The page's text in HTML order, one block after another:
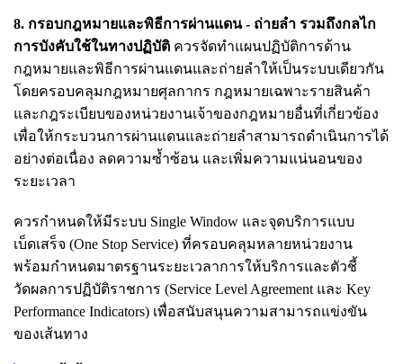
8. กรอบกฎหมายและพิธีการผ่านแดน - ถ่ายลำ รวมถึงกลไก
การบังคับใช้ในทางปฏิบัติ ควรจัดทำแผนปฏิบัติการด้าน
กฎหมายและพิธีการผ่านแดนและถ่ายลำให้เป็นระบบเดียวกัน
โดยครอบคลุมกฎหมายศุลกากร กฎหมายเฉพาะรายสินค้า
และกฎระเบียบของหน่วยงานเจ้าของกฎหมายอื่นที่เกี่ยวข้อง
เพื่อให้กระบวนการผ่านแดนและถ่ายลำสามารถดำเนินการได้
อย่างต่อเนื่อง ลดความซ้ำซ้อน และเพิ่มความแน่นอนของ
ระยะเวลา
ควรกำหนดให้มีระบบ Single Window และจุดบริการแบบ
เบ็ดเสร็จ (One Stop Service) ที่ครอบคลุมหลายหน่วยงาน
พร้อมกำหนดมาตรฐานระยะเวลาการให้บริการและตัวชี้
วัดผลการปฏิบัติราชการ (Service Level Agreement และ Key
Performance Indicators) เพื่อสนับสนุนความสามารถแข่งขัน
ของเส้นทาง